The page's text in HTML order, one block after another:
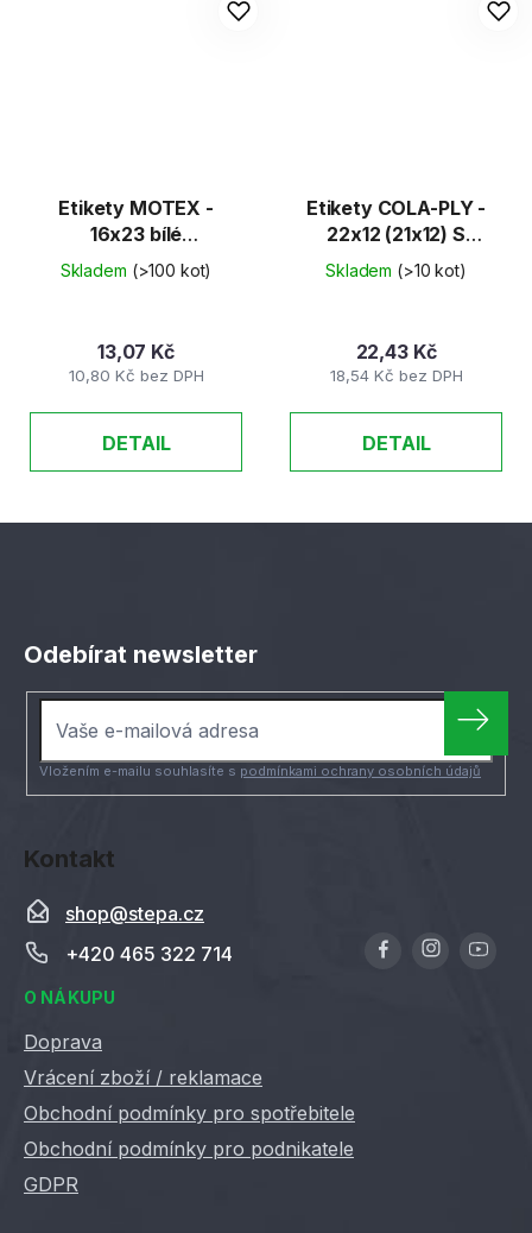
Etikety MOTEX -
16x23 bílé
60ks/krabice
Skladem (>100 kot)
10,80 Kč bez DPH
13,07 Kč
DETAIL
Etikety COLA-PLY -
22x12 (21x12) S
červené 48ks/K
Skladem (>10 kot)
18,54 Kč bez DPH
22,43 Kč
DETAIL
Kontakt
shop@stepa.cz
+420 465 322 714
O NÁKUPU
Doprava
Vrácení zboží / reklamace
Obchodní podmínky pro spotřebitele
Obchodní podmínky pro podnikatele
GDPR
Odebírat newsletter
Vložením e-mailu souhlasíte s podmínkami ochrany osobních údajů